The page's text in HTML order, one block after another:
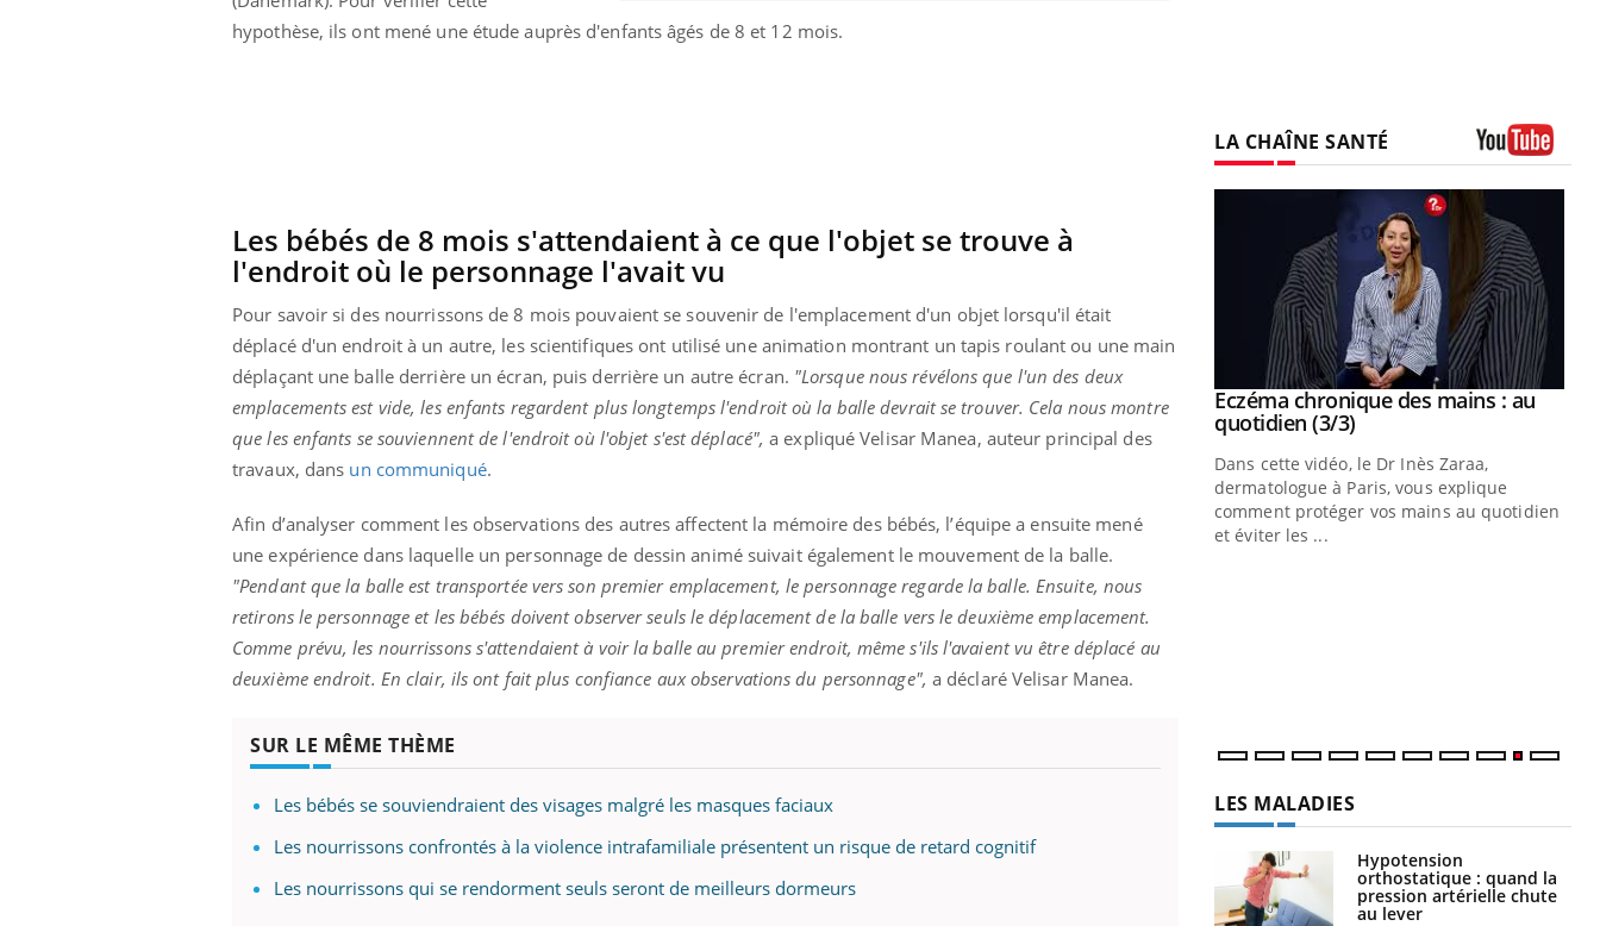
hypothèse, ils ont mené une étude auprès d'enfants âgés de 8 et 12 mois.
Les bébés de 8 mois s'attendaient à ce que l'objet se trouve à
l'endroit où le personnage l'avait vu
Pour savoir si des nourrissons de 8 mois pouvaient se souvenir de l'emplacement d'un objet lorsqu'il était
déplacé d'un endroit à un autre, les scientifiques ont utilisé une animation montrant un tapis roulant ou une main
déplaçant une balle derrière un écran, puis derrière un autre écran. "Lorsque nous révélons que l'un des deux
emplacements est vide, les enfants regardent plus longtemps l'endroit où la balle devrait se trouver. Cela nous montre
que les enfants se souviennent de l'endroit où l'objet s'est déplacé", a expliqué Velisar Manea, auteur principal des
travaux, dans un communiqué.
Afin d’analyser comment les observations des autres affectent la mémoire des bébés, l’équipe a ensuite mené
une expérience dans laquelle un personnage de dessin animé suivait également le mouvement de la balle.
"Pendant que la balle est transportée vers son premier emplacement, le personnage regarde la balle. Ensuite, nous
retirons le personnage et les bébés doivent observer seuls le déplacement de la balle vers le deuxième emplacement.
Comme prévu, les nourrissons s'attendaient à voir la balle au premier endroit, même s'ils l'avaient vu être déplacé au
deuxième endroit. En clair, ils ont fait plus confiance aux observations du personnage", a déclaré Velisar Manea.
SUR LE MÊME THÈME
Les bébés se souviendraient des visages malgré les masques faciaux
Les nourrissons confrontés à la violence intrafamiliale présentent un risque de retard cognitif
Les nourrissons qui se rendorment seuls seront de meilleurs dormeurs
LA CHAÎNE SANTÉ
Un « jumeau numérique » pour
faciliter l’accès à la médecine
préventiveYoutube
santé : l'utilisation d'un « jumeau
numérique » permet ...
Youtube
COUP DE FOOD sur le diabèteYoutube
Coup de food sur le diabète, c'est votre
épisode, une ...
Youtube
Quand l’entreprise mise sur le bien
être global Youtube
Docteur reçoivent Régis Blugeon, DRH et
directeur ...
Youtube
Eczéma chronique des mains : au
quotidien (3/3)Youtube
Dans cette vidéo, le Dr Inès Zaraa,
dermatologue à Paris, vous explique
comment protéger vos mains au quotidien
et éviter les ...
LES MALADIES
Hypotension
orthostatique : quand la
pression artérielle chute
au lever